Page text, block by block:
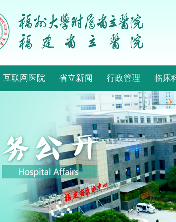
互联网医院 省立新闻 行政管理 临床